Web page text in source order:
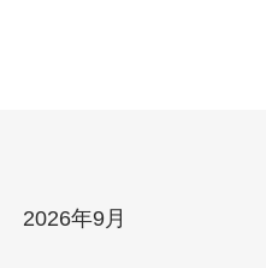
2026年9月